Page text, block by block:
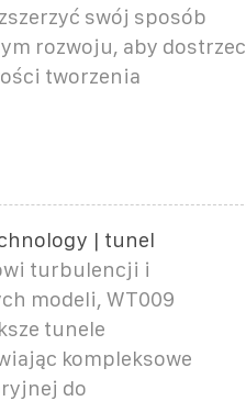
swój sposób
rozwoju, aby dostrzec
tworzenia
| tunel
turbulencji i
modeli, WT009
tunele
kompleksowe
do